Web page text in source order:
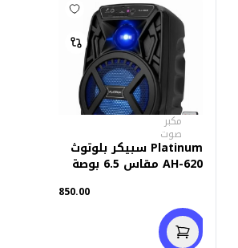
مكبر
صوت
Platinum سبيكر بلوتوث
AH-620 مقاس 6.5 بوصة
850.00